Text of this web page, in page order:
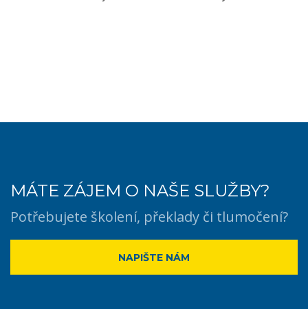
MÁTE ZÁJEM O NAŠE SLUŽBY?
Potřebujete školení, překlady či tlumočení?
NAPIŠTE NÁM